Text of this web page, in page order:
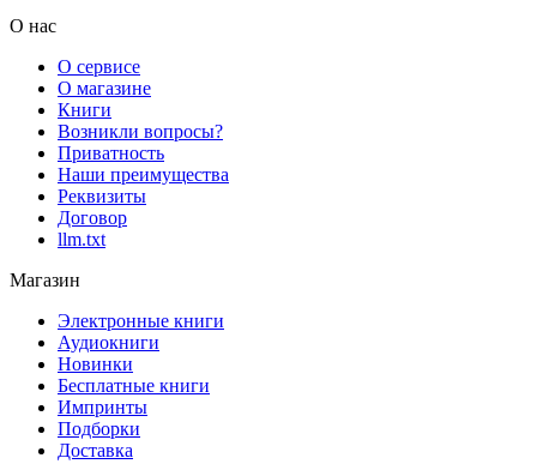
О нас
О сервисе
О магазине
Книги
Возникли вопросы?
Приватность
Наши преимущества
Реквизиты
Договор
llm.txt
Магазин
Электронные книги
Аудиокниги
Новинки
Бесплатные книги
Импринты
Подборки
Доставка